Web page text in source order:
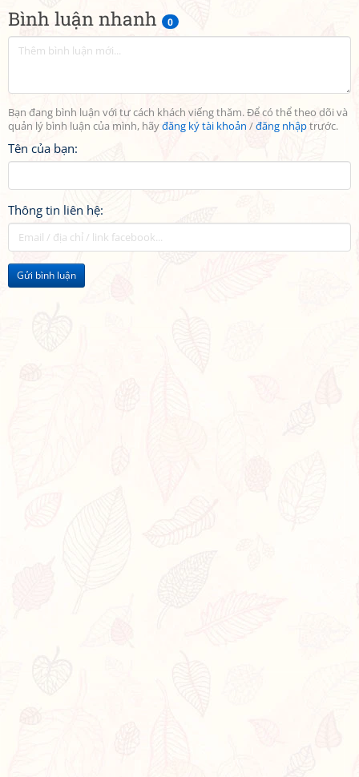
Bình luận nhanh 0
Bạn đang bình luận với tư cách khách viếng thăm. Để có thể theo dõi và
quản lý bình luận của mình, hãyđăng ký tài khoản /đăng nhậptrước.
Tên của bạn:
Thông tin liên hệ:
Gửi bình luận